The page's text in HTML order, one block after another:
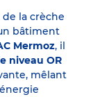
la crèche
bâtiment
Mermoz, il
niveau OR
mêlant